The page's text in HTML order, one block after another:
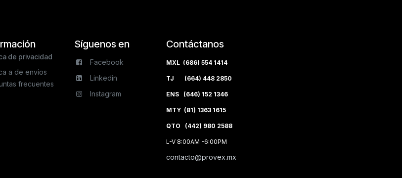
Síguenos en
Facebook
Linkedin
Instagram
de privacidad
a de envíos
frecuentes
Contáctanos
MXL (686) 554 1414
TJ (664) 448 2850
ENS (646) 152 1346
MTY (81) 1363 1615
QTO (442) 980 2588
L-V 8:00AM -6:00PM
contacto@provex.mx